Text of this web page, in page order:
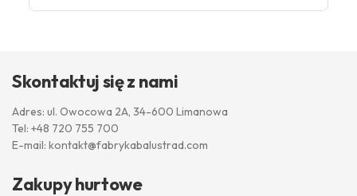
Skontaktuj się z nami
Adres: ul. Owocowa 2A, 34-600 Limanowa
Tel: +48 720 755 700
E-mail: kontakt@fabrykabalustrad.com
Zakupy hurtowe